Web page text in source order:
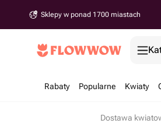
Sklepy w ponad 1700 miastach
Rabaty Popularne Kwiaty
Dostawa